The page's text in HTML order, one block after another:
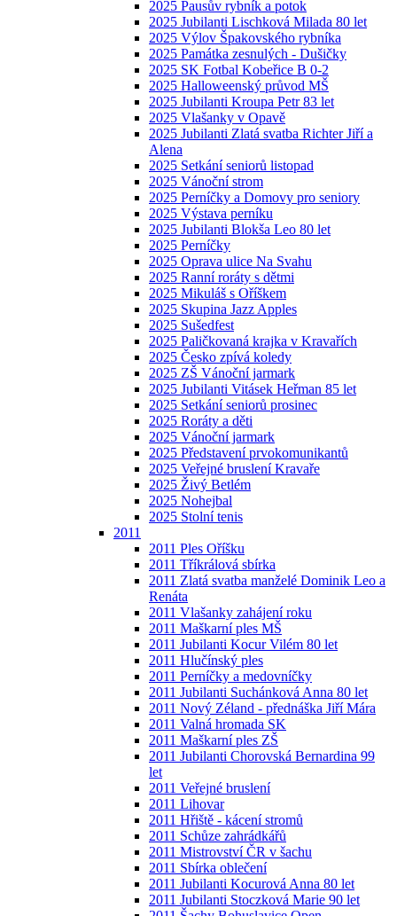
2025 Pausův rybník a potok
2025 Jubilanti Lischková Milada 80 let
2025 Výlov Špakovského rybníka
2025 Památka zesnulých - Dušičky
2025 SK Fotbal Kobeřice B 0-2
2025 Halloweenský průvod MŠ
2025 Jubilanti Kroupa Petr 83 let
2025 Vlašanky v Opavě
2025 Jubilanti Zlatá svatba Richter Jiří a
Alena
2025 Setkání seniorů listopad
2025 Vánoční strom
2025 Perníčky a Domovy pro seniory
2025 Výstava perníku
2025 Jubilanti Blokša Leo 80 let
2025 Perníčky
2025 Oprava ulice Na Svahu
2025 Ranní roráty s dětmi
2025 Mikuláš s Oříškem
2025 Skupina Jazz Apples
2025 Sušedfest
2025 Paličkovaná krajka v Kravařích
2025 Česko zpívá koledy
2025 ZŠ Vánoční jarmark
2025 Jubilanti Vitásek Heřman 85 let
2025 Setkání seniorů prosinec
2025 Roráty a děti
2025 Vánoční jarmark
2025 Představení prvokomunikantů
2025 Veřejné bruslení Kravaře
2025 Živý Betlém
2025 Nohejbal
2025 Stolní tenis
2011
2011 Ples Oříšku
2011 Tříkrálová sbírka
2011 Zlatá svatba manželé Dominik Leo a
Renáta
2011 Vlašanky zahájení roku
2011 Maškarní ples MŠ
2011 Jubilanti Kocur Vilém 80 let
2011 Hlučínský ples
2011 Perníčky a medovníčky
2011 Jubilanti Suchánková Anna 80 let
2011 Nový Zéland - přednáška Jiří Mára
2011 Valná hromada SK
2011 Maškarní ples ZŠ
2011 Jubilanti Chorovská Bernardina 99
let
2011 Veřejné bruslení
2011 Lihovar
2011 Hřiště - kácení stromů
2011 Schůze zahrádkářů
2011 Mistrovství ČR v šachu
2011 Sbírka oblečení
2011 Jubilanti Kocurová Anna 80 let
2011 Jubilanti Stoczková Marie 90 let